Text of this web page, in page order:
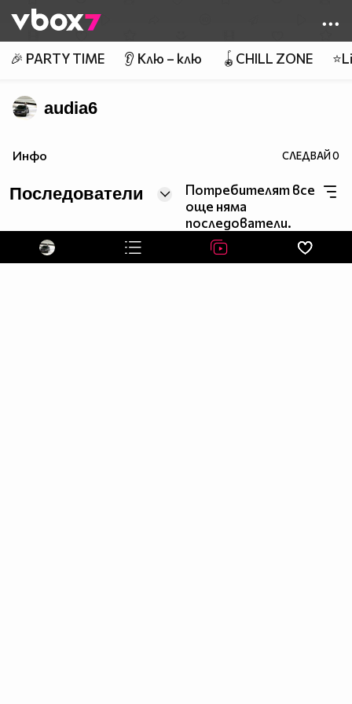
👾
🎉 PARTY TIME 👂 Клю – клю 🪀CHILL ZONE
audia6
Инфо СЛЕДВАЙ0
Последователи
Потребителят все
още няма
последователи.